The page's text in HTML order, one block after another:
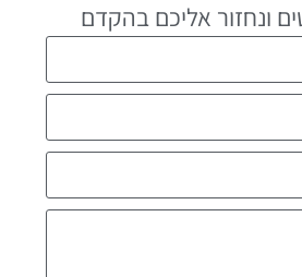
ונחזור אליכם בהקדם